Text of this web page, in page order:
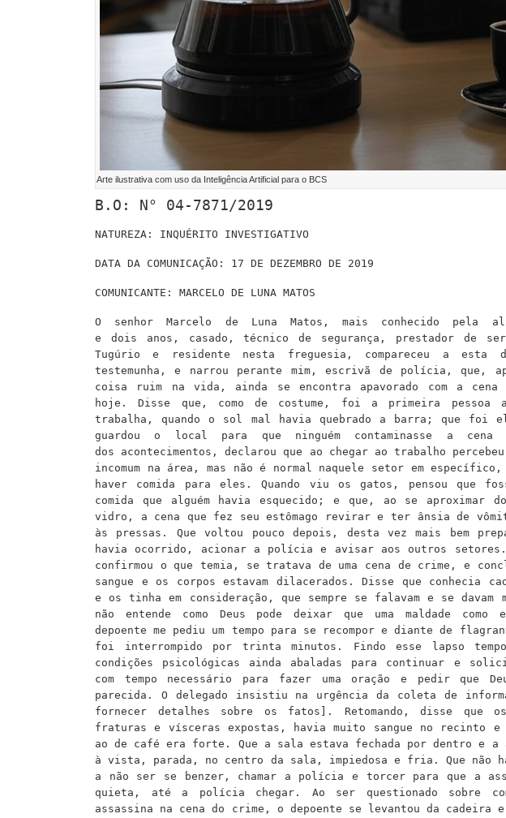
Arte ilustrativa com uso da Inteligência Artificial para o BCS
B.O: N° 04-7871/2019
NATUREZA: INQUÉRITO INVESTIGATIVO
DATA DA COMUNICAÇÃO: 17 DE DEZEMBRO DE 2019
COMUNICANTE: MARCELO DE LUNA MATOS
O senhor Marcelo de Luna Matos, mais conhecido pela
e dois anos, casado, técnico de segurança, prestador de
Tugúrio e residente nesta freguesia, compareceu a esta
testemunha, e narrou perante mim, escrivã de polícia, que,
coisa ruim na vida, ainda se encontra apavorado com a cena
hoje.Disse que, como de costume, foi a primeira pessoa
trabalha, quando o sol mal havia quebrado a barra; que foi
guardou o local para que ninguém contaminasse a
dos acontecimentos , declarou que ao chegar ao trabalho
incomum na área, mas não é normal naquele setor em
haver comida para eles. Quando viu os gatos, pensou que
comida que alguém havia esquecido; e que, ao se aproximar
vidro, a cena que fez seu estômago revirar e ter ânsia de
às pressas. Que voltou pouco depois, desta vez mais bem
havia ocorrido, acionar a polícia e avisar aos outros
confirmou o que temia, se tratava de uma cena de crime, e
sangue e os corpos estavam dilacerados. Disse que conhecia
e os tinhaem consideração , que sempre se falavam e se davam
não entende como Deus pode deixar que uma maldade como
depoenteme pediu um tempo para se recompor ediante de
foi interrompido por trinta minutos. Findoesse lapso
condições psicológicas ainda abaladas para continuar e
com tempo necessário para fazer uma oração e pedir que
parecida. O delegado insistiu na urgênciada coleta de
fornecer detalhes sobre os fatos ]. Retomando, d isse que
fraturas e vísceras expostas, havia muito sangue no recinto e
ao de café era forte. Que a sala estava fechada por dentro e a
à vista, parada, no centro da sala, impiedosa e fria. Que não
a não ser se benzer, chamar a polícia e torcer para que a
quieta, até a polícia chegar. Ao ser questionado sobre
assassina na cena do crime , o depoente se levantou da cadeira